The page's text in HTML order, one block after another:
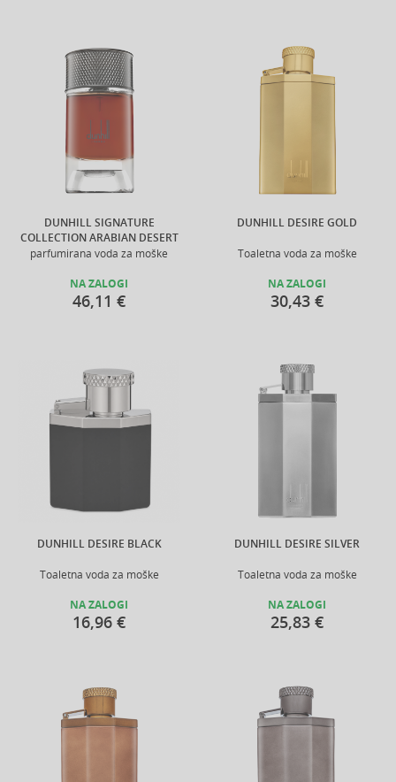
DUNHILL SIGNATURE
COLLECTION ARABIAN DESERT
parfumirana voda za moške
NA ZALOGI
46,11 €
DUNHILL DESIRE GOLD
Toaletna voda za moške
NA ZALOGI
30,43 €
DUNHILL DESIRE BLACK
Toaletna voda za moške
NA ZALOGI
16,96 €
DUNHILL DESIRE SILVER
Toaletna voda za moške
NA ZALOGI
25,83 €